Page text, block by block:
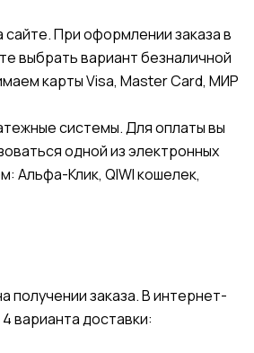
сайте. При оформлении заказа в
выбрать вариант безналичной
карты Visa, Master Card, МИР
системы. Для оплаты вы
одной из электронных
Альфа-Клик, QIWI кошелек,
получении заказа. В интернет-
варианта доставки: